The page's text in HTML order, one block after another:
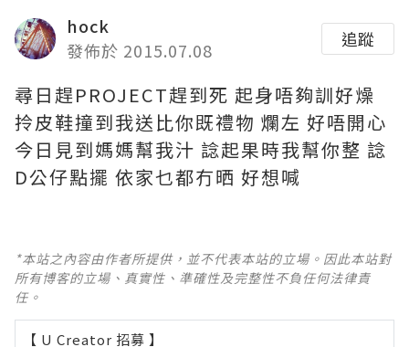
hock
發佈於 2015.07.08
追蹤
尋日趕PROJECT趕到死 起身唔夠訓好燥
拎皮鞋撞到我送比你既禮物 爛左 好唔開心
今日見到媽媽幫我汁 諗起果時我幫你整 諗
D公仔點擺 依家乜都冇晒 好想喊
*本站之內容由作者所提供，並不代表本站的立場。因此本站對
所有博客的立場、真實性、準確性及完整性不負任何法律責
任。
【 U Creator 招募 】